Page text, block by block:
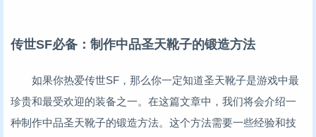
传世SF必备：制作中品圣天靴子的锻造方法
如果你热爱传世SF，那么你一定知道圣天靴子是游戏中最
珍贵和最受欢迎的装备之一。在这篇文章中，我们将会介绍一
种制作中品圣天靴子的锻造方法。这个方法需要一些经验和技